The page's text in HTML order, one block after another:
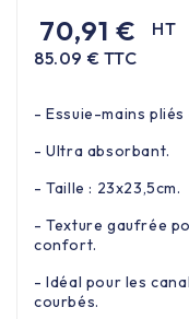
70,91 €
HT
85.09 € TTC
- Essuie-mains pliés
- Ultra absorbant.
- Taille : 23x23,5cm.
- Texture gaufrée
confort.
- Idéal pour les
courbés.